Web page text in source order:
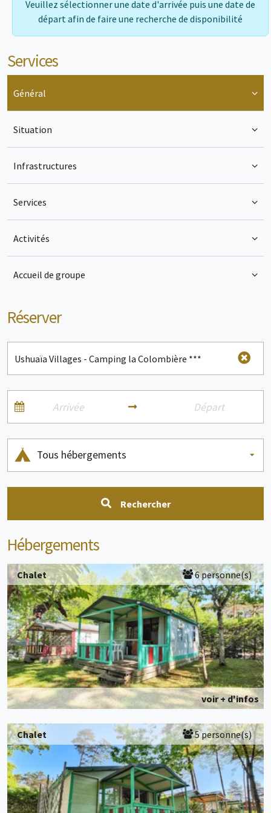
Que vous veniez en couple, en famille ou entre amis, La
Colombière vous promet des
vacances authentiques au
cœur du Périgord Pourpre.
Veuillez sélectionner une date d'arrivée puis une date de
départ afin de faire une recherche de disponibilité
Services
Général
Situation
Infrastructures
Services
Activités
Accueil de groupe
Réserver
Tous hébergements
Rechercher
Hébergements
Chalet 6 personne(s)
voir + d'infos
Chalet 5 personne(s)